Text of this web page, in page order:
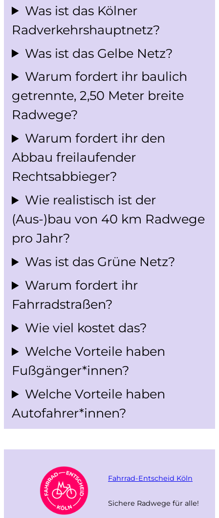
Was ist das Kölner
Radverkehrshauptnetz?
Was ist das Gelbe Netz?
Warum fordert ihr baulich
getrennte, 2,50 Meter breite
Radwege?
Warum fordert ihr den
Abbau freilaufender
Rechtsabbieger?
Wie realistisch ist der
(Aus-)bau von 40 km Radwege
pro Jahr?
Was ist das Grüne Netz?
Warum fordert ihr
Fahrradstraßen?
Wie viel kostet das?
Welche Vorteile haben
Fußgänger*innen?
Welche Vorteile haben
Autofahrer*innen?
Fahrrad-Entscheid Köln
Sichere Radwege für alle!